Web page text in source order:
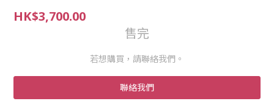
HK$3,700.00
售完
若想購買，請聯絡我們。
聯絡我們